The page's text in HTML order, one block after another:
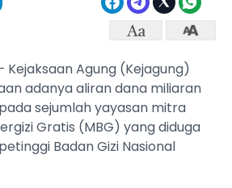
Kejaksaan Agung (Kejagung)
adanya aliran dana miliaran
sejumlah yayasan mitra
Gratis (MBG) yang diduga
Badan Gizi Nasional